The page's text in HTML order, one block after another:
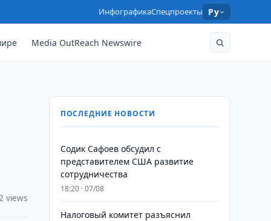
ИнфографикаСпецпроекты Ру
Media OutReach Newswire
views
ПОСЛЕДНИЕ НОВОСТИ
Содик Сафоев обсудил с
представителем США развитие
сотрудничества
18:20 · 07/08
Налоговый комитет разъяснил